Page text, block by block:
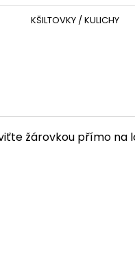
KŠILTOVKY / KULICHY
žárovkou přímo na